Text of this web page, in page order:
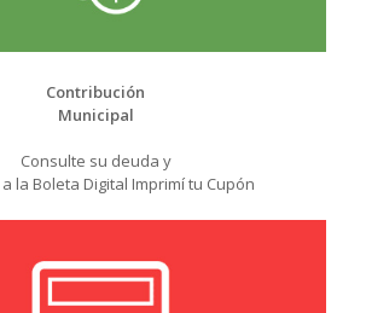
Contribución
Municipal
Consulte su deuda y
la Boleta Digital Imprimí tu Cupón